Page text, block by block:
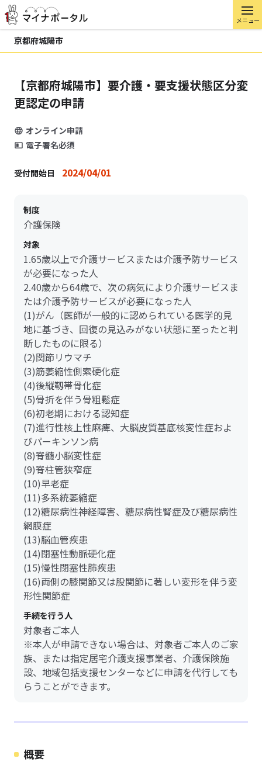
メニュー
京都府城陽市
【京都府城陽市】要介護・要支援状態区分変
更認定の申請
オンライン申請
電子署名必須
受付開始日 2024/04/01
制度
介護保険
対象
1.65歳以上で介護サービスまたは介護予防サービス
が必要になった人
2.40歳から64歳で、次の病気により介護サービスま
たは介護予防サービスが必要になった人
(1)がん（医師が一般的に認められている医学的見
地に基づき、回復の見込みがない状態に至ったと判
断したものに限る）
(2)関節リウマチ
(3)筋萎縮性側索硬化症
(4)後縦靱帯骨化症
(5)骨折を伴う骨粗鬆症
(6)初老期における認知症
(7)進行性核上性麻痺、大脳皮質基底核変性症およ
びパーキンソン病
(8)脊髄小脳変性症
(9)脊柱管狭窄症
(10)早老症
(11)多系統萎縮症
(12)糖尿病性神経障害、糖尿病性腎症及び糖尿病性
網膜症
(13)脳血管疾患
(14)閉塞性動脈硬化症
(15)慢性閉塞性肺疾患
(16)両側の膝関節又は股関節に著しい変形を伴う変
形性関節症
手続を行う人
対象者ご本人
※本人が申請できない場合は、対象者ご本人のご家
族、または指定居宅介護支援事業者、介護保険施
設、地域包括支援センターなどに申請を代行しても
らうことができます。
概要